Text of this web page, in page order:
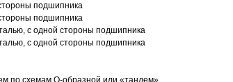
подшипника
подшипника
с одной стороны подшипника
с одной стороны подшипника
по схемам О-образной или «тандем»